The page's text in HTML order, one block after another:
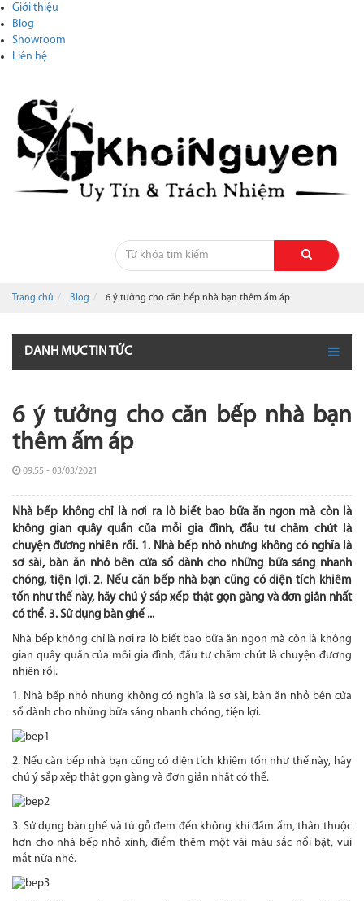
Giới thiệu
Blog
Showroom
Liên hệ
Trang chủ Blog 6 ý tưởng cho căn bếp nhà bạn thêm ấm áp
DANH MỤC TIN TỨC
6 ý tưởng cho căn bếp nhà bạn
thêm ấm áp
09:55 - 03/03/2021
Nhà bếp không chỉ là nơi ra lò biết bao bữa ăn ngon mà còn là
không gian quây quần của mỗi gia đình, đầu tư chăm chút là
chuyện đương nhiên rồi. 1. Nhà bếp nhỏ nhưng không có nghĩa là
sơ sài, bàn ăn nhỏ bên cửa sổ dành cho những bữa sáng nhanh
chóng, tiện lợi. 2. Nếu căn bếp nhà bạn cũng có diện tích khiêm
tốn như thế này, hãy chú ý sắp xếp thật gọn gàng và đơn giản nhất
có thể. 3. Sử dụng bàn ghế ...
Nhà bếp không chỉ là nơi ra lò biết bao bữa ăn ngon mà còn là không
gian quây quần của mỗi gia đình, đầu tư chăm chút là chuyện đương
nhiên rồi.
1. Nhà bếp nhỏ nhưng không có nghĩa là sơ sài, bàn ăn nhỏ bên cửa
sổ dành cho những bữa sáng nhanh chóng, tiện lợi.
2. Nếu căn bếp nhà bạn cũng có diện tích khiêm tốn như thế này, hãy
chú ý sắp xếp thật gọn gàng và đơn giản nhất có thể.
3. Sử dụng bàn ghế và tủ gỗ đem đến không khí đầm ấm, thân thuộc
hơn cho nhà bếp nhỏ xinh, điểm thêm một vài màu sắc nổi bật, vui
mắt nữa nhé.